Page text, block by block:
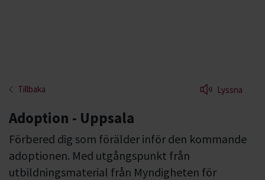
Tillbaka Lyssna
Adoption - Uppsala
Förbered dig som förälder inför den kommande
adoptionen. Med utgångspunkt från
utbildningsmaterial från Myndigheten för